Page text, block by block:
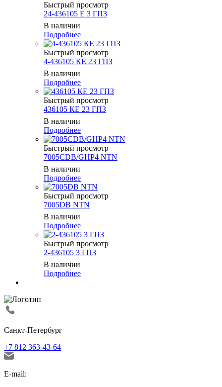
Быстрый просмотр
24-436105 Е 3 ГПЗ
В наличии
Подробнее
Быстрый просмотр
4-436105 КЕ 23 ГПЗ
В наличии
Подробнее
Быстрый просмотр
436105 КЕ 23 ГПЗ
В наличии
Подробнее
Быстрый просмотр
7005CDB/GHP4 NTN
В наличии
Подробнее
Быстрый просмотр
7005DB NTN
В наличии
Подробнее
Быстрый просмотр
2-436105 3 ГПЗ
В наличии
Подробнее
Санкт-Петербург
+7 812 363-43-64
E-mail: